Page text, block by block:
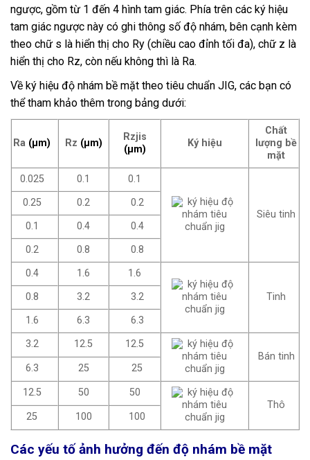
ngược, gồm từ 1 đến 4 hình tam giác. Phía trên các ký hiệu
tam giác ngược này có ghi thông số độ nhám, bên cạnh kèm
theo chữ s là hiển thị cho Ry (chiều cao đỉnh tối đa), chữ z là
hiển thị cho Rz, còn nếu không thì là Ra.
Về ký hiệu độ nhám bề mặt theo tiêu chuẩn JIG, các bạn có
thể tham khảo thêm trong bảng dưới:
Ra (µm) Rz (µm)
Rzjis
(µm)
Ký hiệu
Chất
lượng bề
mặt
0.025
0.1 0.1
Siêu tinh
0.25 0.2
0.2
0.1
0.4
0.4
0.2
0.8
0.8
0.4
1.6
1.6
Tinh
0.8 3.2
3.2
1.6
6.3
6.3
3.2
12.5
12.5
Bán tinh
6.3
25 25
12.5 50
50
Thô
25
100 100
Các yếu tố ảnh hưởng đến độ nhám bề mặt